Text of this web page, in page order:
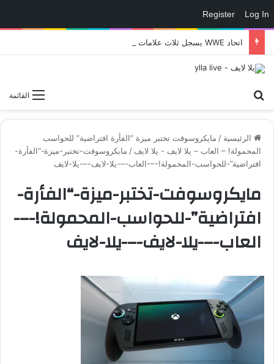
Log In
Register
القائمة
الرئيسية / مايكروسوفت تختبر ميزة “الفأرة افتراضية” للحواسب
المحمولة! – العاب – يلا لايف - يلا لايف / مايكروسوفت-تختبر-ميزة-“الفأرة-
افتراضية”-للحواسب-المحمولة!-–-العاب-–-يلا-لايف-–-يلا-لايف
مايكروسوفت-تختبر-ميزة-“الفأرة-
افتراضية”-للحواسب-المحمولة!-–-
العاب-–-يلا-لايف-–-يلا-لايف